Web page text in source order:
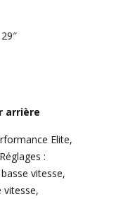
arrière
Elite,
:
vitesse,
vitesse,